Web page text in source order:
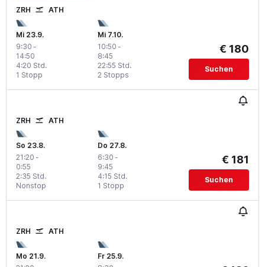
ZRH ATH
Mi 23.9.
9:30 -
14:50
1 Stopp
4:20 Std.
Mi 7.10.
10:50 -
8:45
2 Stopps
22:55 Std.
€ 180
Suchen
ZRH ATH
So 23.8.
21:20 -
0:55
Nonstop
2:35 Std.
Do 27.8.
6:30 -
9:45
1 Stopp
4:15 Std.
€ 181
Suchen
ZRH ATH
Mo 21.9.
Fr 25.9.